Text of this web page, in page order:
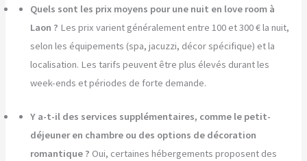
Quels sont les prix moyens pour une nuit en love room à
Laon ? Les prix varient généralement entre 100 et 300 € la nuit,
selon les équipements (spa, jacuzzi, décor spécifique) et la
localisation. Les tarifs peuvent être plus élevés durant les
week-ends et périodes de forte demande.
Y a-t-il des services supplémentaires, comme le petit-
déjeuner en chambre ou des options de décoration
romantique ? Oui, certaines hébergements proposent des